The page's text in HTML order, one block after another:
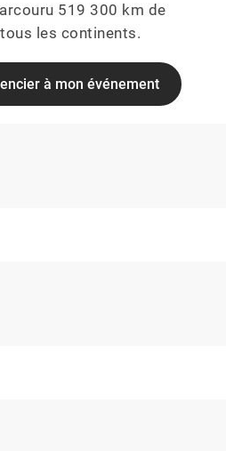
519 300 km de
les continents.
à mon événement